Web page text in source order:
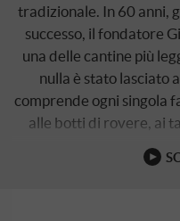
tradizionale. In 60 anni,
successo, il fondatore
una delle cantine più
nulla è stato lasciato
comprende ogni singola
alle botti di rovere, ai